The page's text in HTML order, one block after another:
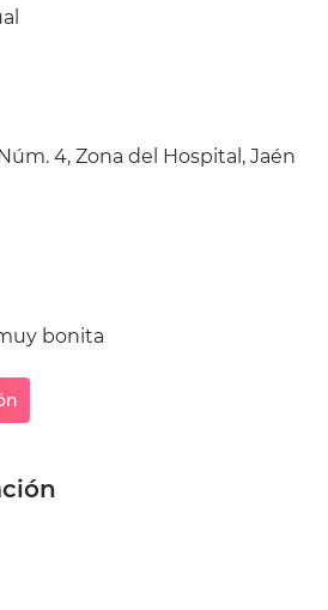
4, Zona del Hospital, Jaén
bonita